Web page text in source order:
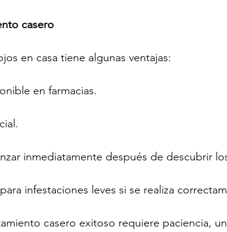
casero
en casa tiene algunas ventajas:
en farmacias.
inmediatamente después de descubrir
infestaciones leves si se realiza
casero exitoso requiere paciencia,